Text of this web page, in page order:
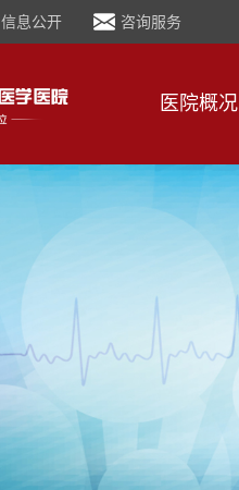
信息公开 咨询服务
医院概况